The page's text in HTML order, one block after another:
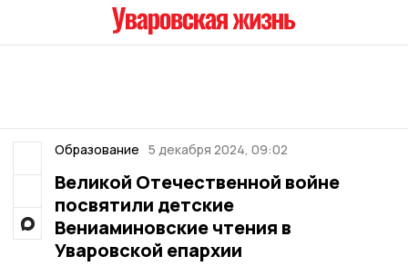
Образование 5 декабря 2024, 09:02
Великой Отечественной войне
посвятили детские
Вениаминовские чтения в
Уваровской епархии